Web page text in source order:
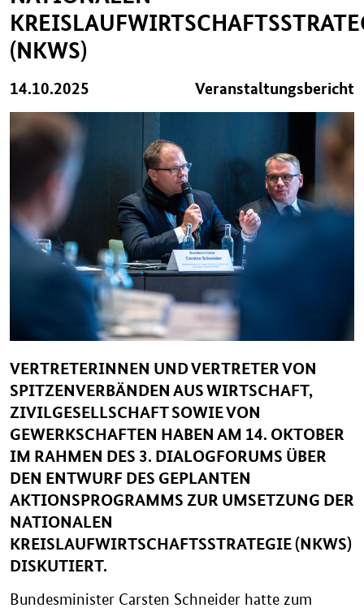
(NKWS)
14.10.2025 Veranstaltungsbericht
VERTRETERINNEN UND VERTRETER VON
SPITZENVERBÄNDEN AUS WIRTSCHAFT,
ZIVILGESELLSCHAFT SOWIE VON
GEWERKSCHAFTEN HABEN AM 14. OKTOBER
IM RAHMEN DES 3. DIALOGFORUMS ÜBER
DEN ENTWURF DES GEPLANTEN
AKTIONSPROGRAMMS ZUR UMSETZUNG DER
NATIONALEN
KREISLAUFWIRTSCHAFTSSTRATEGIE (NKWS)
DISKUTIERT.
Bundesminister Carsten Schneider hatte zum